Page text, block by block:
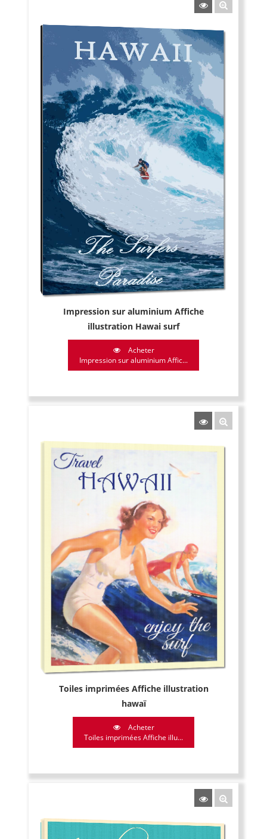
Impression sur aluminium Affiche
illustration Hawai surf
Acheter
Impression sur aluminium Affic...
Toiles imprimées Affiche illustration
hawaï
Acheter
Toiles imprimées Affiche illu...